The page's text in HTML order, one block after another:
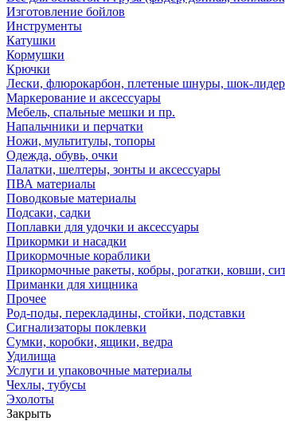
Изготовление бойлов
Инструменты
Катушки
Кормушки
Крючки
Лески, флюрокарбон, плетеные шнуры, шок-
Маркерование и аксессуары
Мебель, спальные мешки и пр.
Напальчники и перчатки
Ножи, мультитулы, топоры
Одежда, обувь, очки
Палатки, шелтеры, зонты и аксессуары
ПВА материалы
Поводковые материалы
Подсаки, садки
Поплавки для удочки и аксессуары
Прикормки и насадки
Прикормочные кораблики
Прикормочные ракеты, кобры, рогатки, ковши,
Приманки для хищника
Прочее
Род-поды, перекладины, стойки, подставки
Сигнализаторы поклевки
Сумки, коробки, ящики, ведра
Удилища
Услуги и упаковочные материалы
Чехлы, тубусы
Эхолоты
Закрыть